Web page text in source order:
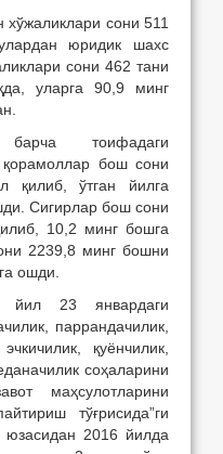
хўжаликлари сони 511
юридик шахс
сони 462 тани
уларга 90,9 минг
тоифадаги
бош сони
қилиб, ўтган йилга
Сигирлар бош сони
10,2 минг бошга
2239,8 минг бошни
ошди.
йил 23 январдаги
паррандачилик,
қуёнчилик,
соҳаларини
маҳсулотларини
тўғрисида”ги
2016 йилда